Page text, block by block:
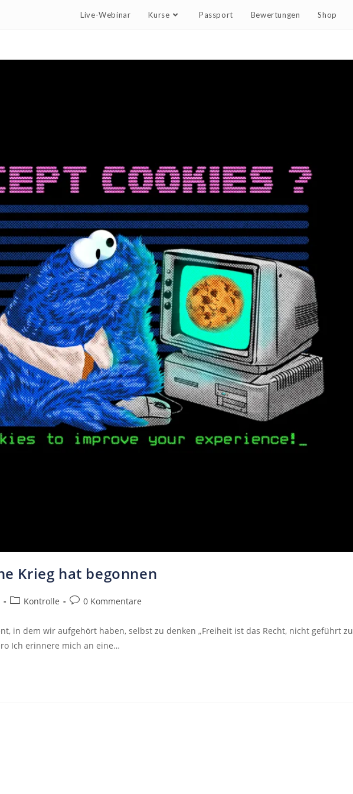
Live-Webinar Kurse Passport Bewertungen Shop
Krieg hat begonnen
Kontrolle 0 Kommentare
in dem wir aufgehört haben, selbst zu denken „Freiheit ist das Recht, nicht geführt zu
Ich erinnere mich an eine…